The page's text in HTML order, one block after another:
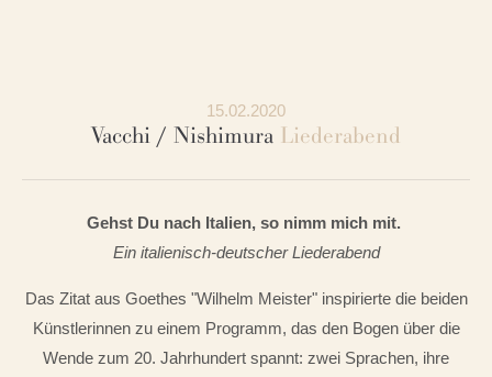
15.02.2020
Vacchi / Nishimura Liederabend
Gehst Du nach Italien, so nimm mich mit.
Ein italienisch-deutscher Liederabend
Das Zitat aus Goethes "Wilhelm Meister" inspirierte die beiden
Künstlerinnen zu einem Programm, das den Bogen über die
Wende zum 20. Jahrhundert spannt: zwei Sprachen, ihre